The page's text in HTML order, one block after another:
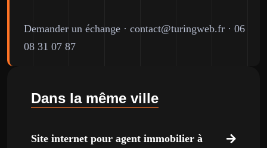
Demander un échange · contact@turingweb.fr · 06
08 31 07 87
Dans la même ville
Site internet pour agent immobilier à